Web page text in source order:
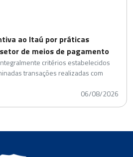
ao Itaú por práticas
de meios de pagamento
critérios estabelecidos
transações realizadas com
06/08/2026